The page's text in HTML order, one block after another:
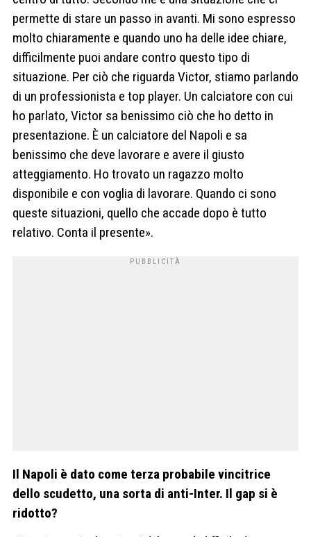
permette di stare un passo in avanti. Mi sono espresso
molto chiaramente e quando uno ha delle idee chiare,
difficilmente puoi andare contro questo tipo di
situazione. Per ciò che riguarda Victor, stiamo parlando
di un professionista e top player. Un calciatore con cui
ho parlato, Victor sa benissimo ciò che ho detto in
presentazione. È un calciatore del Napoli e sa
benissimo che deve lavorare e avere il giusto
atteggiamento. Ho trovato un ragazzo molto
disponibile e con voglia di lavorare. Quando ci sono
queste situazioni, quello che accade dopo è tutto
relativo. Conta il presente».
Il Napoli è dato come terza probabile vincitrice
dello scudetto, una sorta di anti-Inter. Il gap si è
ridotto?